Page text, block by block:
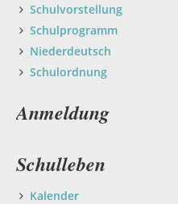
Schulvorstellung
Schulprogramm
Niederdeutsch
Schulordnung
Anmeldung
Schulleben
Kalender